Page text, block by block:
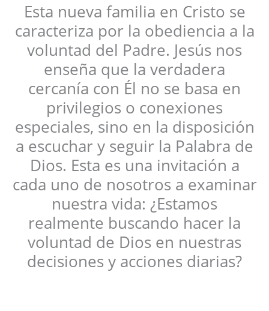
Esta nueva familia en Cristo se
caracteriza por la obediencia a la
voluntad del Padre. Jesús nos
enseña que la verdadera
cercanía con Él no se basa en
privilegios o conexiones
especiales, sino en la disposición
a escuchar y seguir la Palabra de
Dios. Esta es una invitación a
cada uno de nosotros a examinar
nuestra vida: ¿Estamos
realmente buscando hacer la
voluntad de Dios en nuestras
decisiones y acciones diarias?